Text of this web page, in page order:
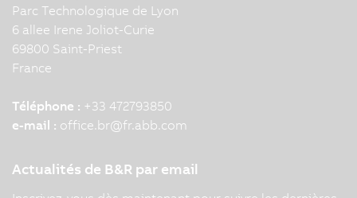
Parc Technologique de Lyon
6 allee Irene Joliot-Curie
69800 Saint-Priest
France
Téléphone : +33 472793850
e-mail : office.br@fr.abb.com
Actualités de B&R par email